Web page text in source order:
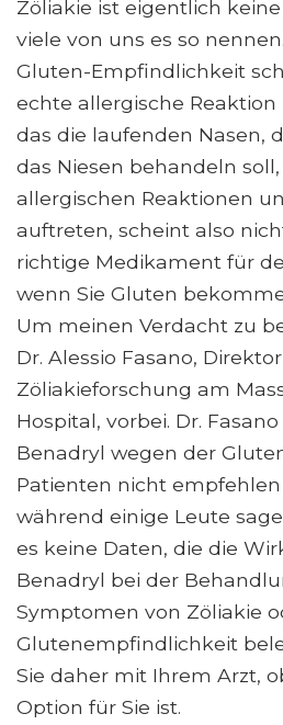
Zöliakie ist eigentlich
viele von uns es so
Gluten-Empfindlichkeit
echte allergische Reaktion
das die laufenden Nasen,
das Niesen behandeln
allergischen Reaktionen
auftreten, scheint also
richtige Medikament für
wenn Sie Gluten
Um meinen Verdacht zu
Dr. Alessio Fasano,
Zöliakieforschung am
Hospital, vorbei. Dr.
Benadryl wegen der
Patienten nicht empfehlen
während einige Leute
es keine Daten, die die
Benadryl bei der
Symptomen von Zöliakie
Glutenempfindlichkeit
Sie daher mit Ihrem Arzt,
Option für Sie ist.